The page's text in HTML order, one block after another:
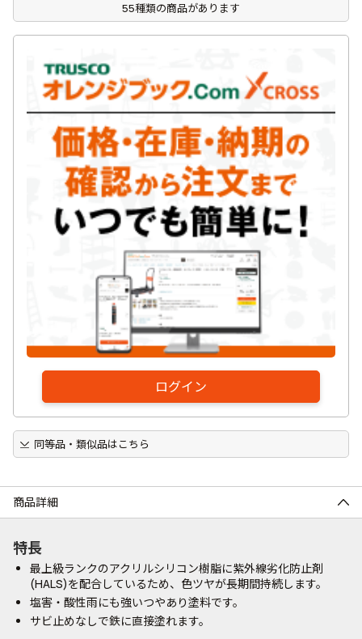
55種類の商品があります
ログイン
同等品・類似品はこちら
商品詳細
特長
最上級ランクのアクリルシリコン樹脂に紫外線劣化防止剤
(HALS)を配合しているため、色ツヤが長期間持続します。
塩害・酸性雨にも強いつやあり塗料です。
サビ止めなしで鉄に直接塗れます。